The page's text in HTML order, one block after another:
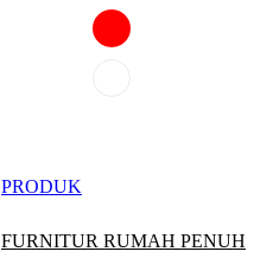
ภาษาไทย
PRODUK
FURNITUR RUMAH PENUH